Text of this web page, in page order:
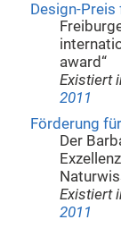
Design-
award“
Existiert
2011
Förderung
Der
Existiert
2011